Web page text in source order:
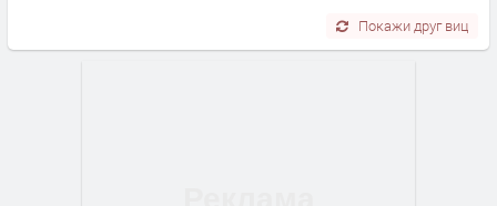
Покажи друг виц